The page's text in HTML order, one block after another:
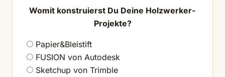
Womit konstruierst Du Deine Holzwerker-
Projekte?
Papier&Bleistift
FUSION von Autodesk
Sketchup von Trimble